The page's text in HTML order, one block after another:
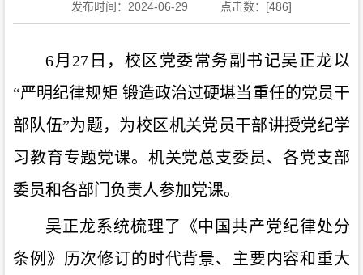
发布时间：2024-06-29 点击数：[486]
6月27日，校区党委常务副书记吴正龙以
“严明纪律规矩 锻造政治过硬堪当重任的党员干
部队伍”为题，为校区机关党员干部讲授党纪学
习教育专题党课。机关党总支委员、各党支部
委员和各部门负责人参加党课。
吴正龙系统梳理了《中国共产党纪律处分
条例》历次修订的时代背景、主要内容和重大